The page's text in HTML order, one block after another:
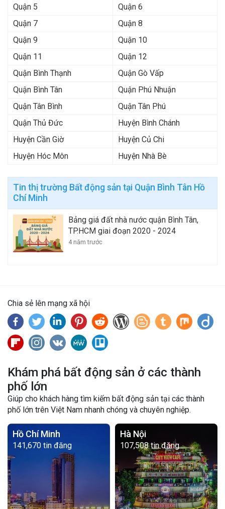
Quận 5
Quận 6
Quận 7
Quận 8
Quận 9
Quận 10
Quận 11
Quận 12
Quận Bình Thạnh
Quận Gò Vấp
Quận Bình Tân
Quận Phú Nhuận
Quận Tân Bình
Quận Tân Phú
Quận Thủ Đức
Huyện Bình Chánh
Huyện Cần Giờ
Huyện Củ Chi
Huyện Hóc Môn
Huyện Nhà Bè
Tin thị trường Bất động sản tại Quận Bình Tân Hồ
Chí Minh
Bảng giá đất nhà nước quận Bình Tân,
TP.HCM giai đoạn 2020 - 2024
4 năm trước
Chia sẻ lên mạng xã hội
Khám phá bất động sản ở các thành
phố lớn
Giúp cho khách hàng tìm kiếm bất động sản tại các thành
phố lớn trên Việt Nam nhanh chóng và chuyên nghiệp.
Hồ Chí Minh
141,670 tin đăng
Hà Nội
107,508 tin đăng